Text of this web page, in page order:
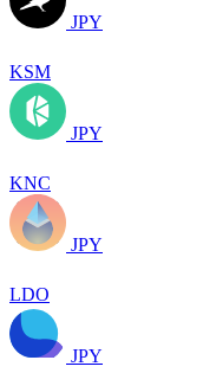
JPY
KSM
JPY
KNC
JPY
LDO
JPY